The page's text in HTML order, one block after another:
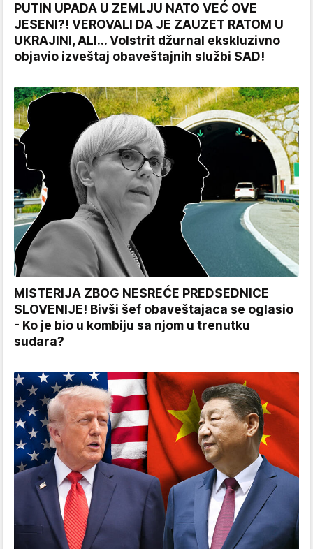
PUTIN UPADA U ZEMLJU NATO VEĆ OVE
JESENI?! VEROVALI DA JE ZAUZET RATOM U
UKRAJINI, ALI... Volstrit džurnal ekskluzivno
objavio izveštaj obaveštajnih službi SAD!
MISTERIJA ZBOG NESREĆE PREDSEDNICE
SLOVENIJE! Bivši šef obaveštajaca se oglasio
- Ko je bio u kombiju sa njom u trenutku
sudara?